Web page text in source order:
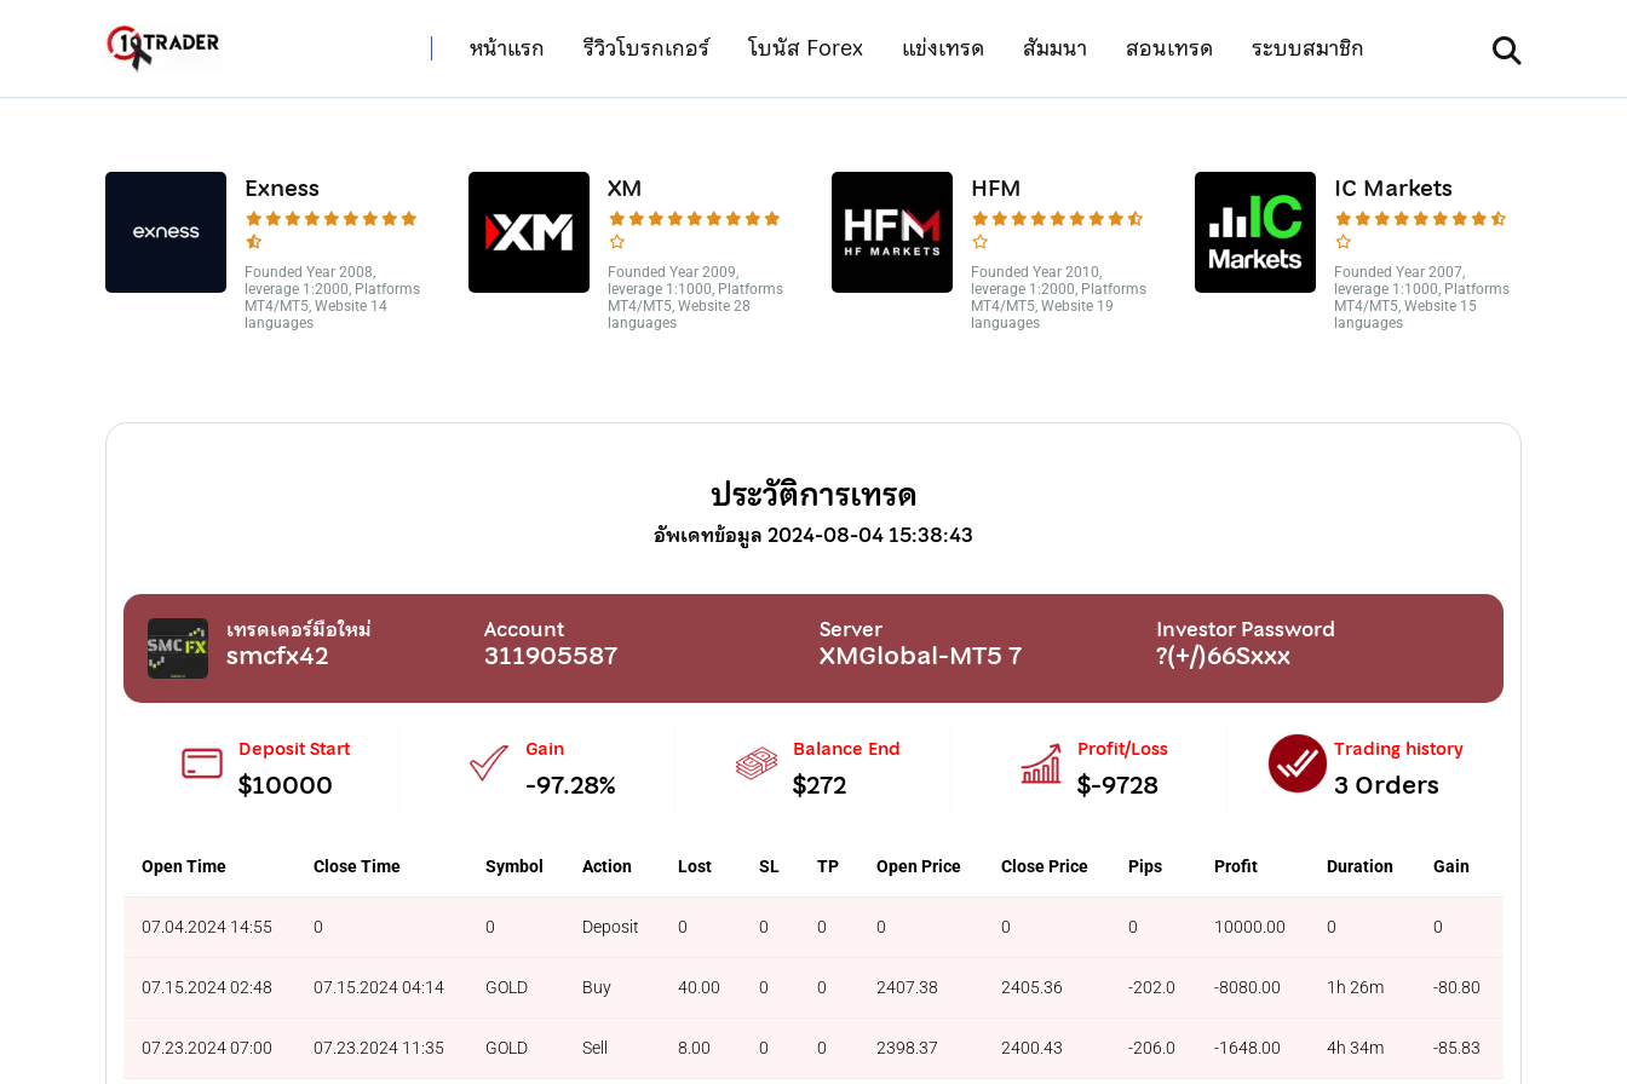
หน้าแรก รีวิวโบรกเกอร์ โบนัส Forex แข่งเทรด สัมมนา สอนเทรด ระบบสมาชิก
Exness
Founded Year 2008,
leverage 1:2000, Platforms
MT4/MT5, Website 14
languages
XM
Founded Year 2009,
leverage 1:1000, Platforms
MT4/MT5, Website 28
languages
HFM
Founded Year 2010,
leverage 1:2000, Platforms
MT4/MT5, Website 19
languages
IC Markets
Founded Year 2007,
leverage 1:1000, Platforms
MT4/MT5, Website 15
languages
ประวัติการเทรด
อัพเดทข้อมูล 2024-08-04 15:38:43
เทรดเดอร์มือใหม่
smcfx42
Account
311905587
Server
XMGlobal-MT5 7
Investor Password
?(+/)66Sxxx
Deposit Start
$10000
Gain
-97.28%
Balance End
$272
Profit/Loss
$-9728
Trading history
3 Orders
Open Time Close Time Symbol Action Lost SL TP Open Price Close Price Pips Profit Duration Gain
07.04.2024 14:55 0 0 Deposit 0 0 0 0 0 0 10000.00 0 0
07.15.2024 02:48 07.15.2024 04:14 GOLD Buy 40.00 0 0 2407.38 2405.36 -202.0 -8080.00 1h 26m -80.80
07.23.2024 07:00 07.23.2024 11:35 GOLD Sell 8.00 0 0 2398.37 2400.43 -206.0 -1648.00 4h 34m -85.83